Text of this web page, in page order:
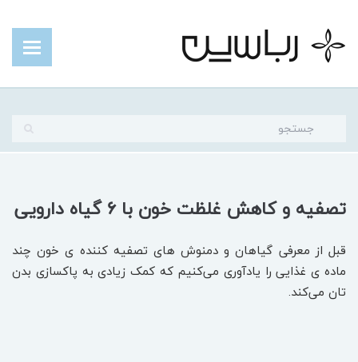
تصفیه و کاهش غلظت خون با ۶ گیاه دارویی
قبل از معرفی گیاهان و دمنوش های تصفیه کننده ی خون چند
ماده ی غذایی را یادآوری می‌کنیم که کمک زیادی به پاکسازی بدن
تان می‌کند.